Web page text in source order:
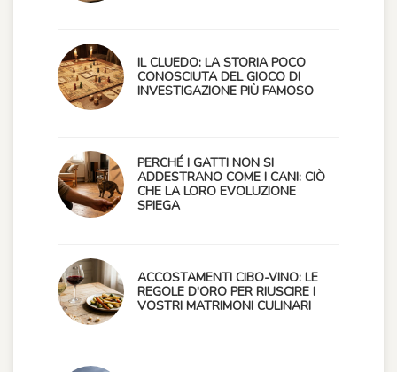
IL CLUEDO: LA STORIA POCO
CONOSCIUTA DEL GIOCO DI
INVESTIGAZIONE PIÙ FAMOSO
PERCHÉ I GATTI NON SI
ADDESTRANO COME I CANI: CIÒ
CHE LA LORO EVOLUZIONE
SPIEGA
ACCOSTAMENTI CIBO-VINO: LE
REGOLE D'ORO PER RIUSCIRE I
VOSTRI MATRIMONI CULINARI